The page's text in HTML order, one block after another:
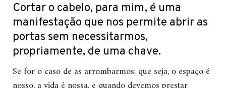
Cortar o cabelo, para mim, é uma
manifestação que nos permite abrir as
portas sem necessitarmos,
propriamente, de uma chave.
Se for o caso de as arrombarmos, que seja, o espaço é